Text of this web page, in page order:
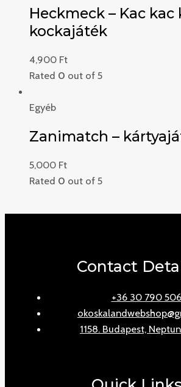
Heckmeck – Kac kac
kockajáték
4,900 Ft
Rated 0 out of 5
Egyéb
Zanimatch –
5,000 Ft
Rated 0 out of 5
Contact
+36 30 790
1158. Budapest,